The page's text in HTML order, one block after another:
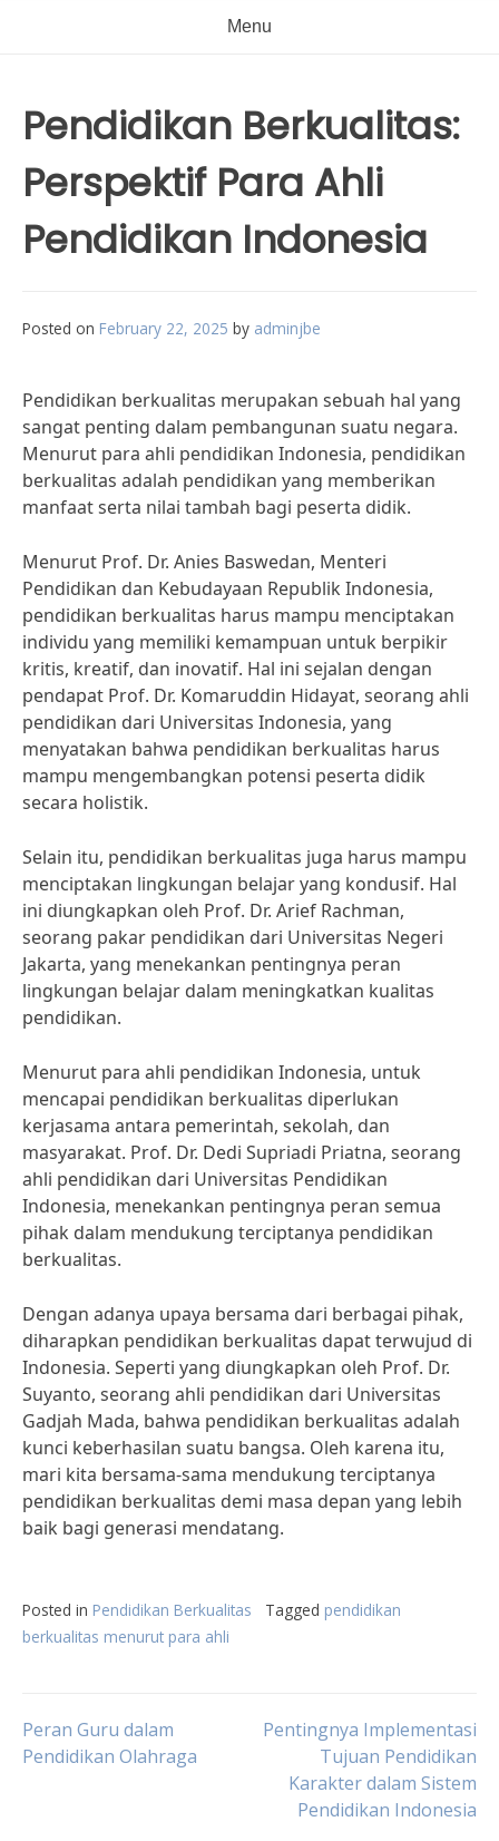
Menu
Pendidikan Berkualitas:
Perspektif Para Ahli
Pendidikan Indonesia
Posted on February 22, 2025 by adminjbe
Pendidikan berkualitas merupakan sebuah hal yang
sangat penting dalam pembangunan suatu negara.
Menurut para ahli pendidikan Indonesia, pendidikan
berkualitas adalah pendidikan yang memberikan
manfaat serta nilai tambah bagi peserta didik.
Menurut Prof. Dr. Anies Baswedan, Menteri
Pendidikan dan Kebudayaan Republik Indonesia,
pendidikan berkualitas harus mampu menciptakan
individu yang memiliki kemampuan untuk berpikir
kritis, kreatif, dan inovatif. Hal ini sejalan dengan
pendapat Prof. Dr. Komaruddin Hidayat, seorang ahli
pendidikan dari Universitas Indonesia, yang
menyatakan bahwa pendidikan berkualitas harus
mampu mengembangkan potensi peserta didik
secara holistik.
Selain itu, pendidikan berkualitas juga harus mampu
menciptakan lingkungan belajar yang kondusif. Hal
ini diungkapkan oleh Prof. Dr. Arief Rachman,
seorang pakar pendidikan dari Universitas Negeri
Jakarta, yang menekankan pentingnya peran
lingkungan belajar dalam meningkatkan kualitas
pendidikan.
Menurut para ahli pendidikan Indonesia, untuk
mencapai pendidikan berkualitas diperlukan
kerjasama antara pemerintah, sekolah, dan
masyarakat. Prof. Dr. Dedi Supriadi Priatna, seorang
ahli pendidikan dari Universitas Pendidikan
Indonesia, menekankan pentingnya peran semua
pihak dalam mendukung terciptanya pendidikan
berkualitas.
Dengan adanya upaya bersama dari berbagai pihak,
diharapkan pendidikan berkualitas dapat terwujud di
Indonesia. Seperti yang diungkapkan oleh Prof. Dr.
Suyanto, seorang ahli pendidikan dari Universitas
Gadjah Mada, bahwa pendidikan berkualitas adalah
kunci keberhasilan suatu bangsa. Oleh karena itu,
mari kita bersama-sama mendukung terciptanya
pendidikan berkualitas demi masa depan yang lebih
baik bagi generasi mendatang.
Posted in Pendidikan Berkualitas Tagged pendidikan
berkualitas menurut para ahli
Post
Peran Guru dalam
Pendidikan Olahraga
Pentingnya Implementasi
Tujuan Pendidikan
Karakter dalam Sistem
Pendidikan Indonesia